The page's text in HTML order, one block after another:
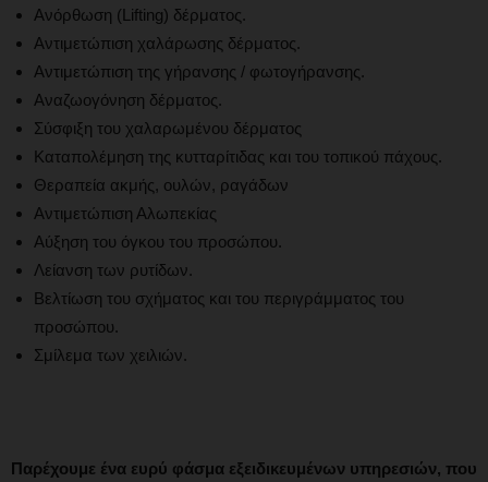
Ανόρθωση (Lifting) δέρματος.
Αντιμετώπιση χαλάρωσης δέρματος.
Αντιμετώπιση της γήρανσης / φωτογήρανσης.
Αναζωογόνηση δέρματος.
Σύσφιξη του χαλαρωμένου δέρματος
Καταπολέμηση της κυτταρίτιδας και του τοπικού πάχους.
Θεραπεία ακμής, ουλών, ραγάδων
Αντιμετώπιση Αλωπεκίας
Αύξηση του όγκου του προσώπου.
Λείανση των ρυτίδων.
Βελτίωση του σχήματος και του περιγράμματος του
προσώπου.
Σμίλεμα των χειλιών.
Παρέχουμε ένα ευρύ φάσμα εξειδικευμένων υπηρεσιών, που